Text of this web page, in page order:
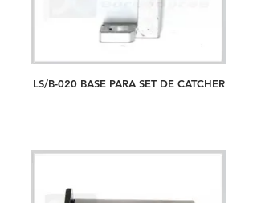
LS/B-020 BASE PARA SET DE CATCHER